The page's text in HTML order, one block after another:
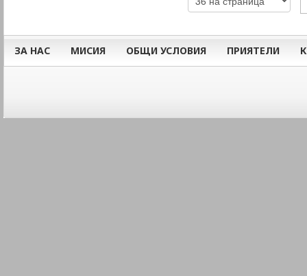
ЗА НАС МИСИЯ ОБЩИ УСЛОВИЯ ПРИЯТЕЛИ